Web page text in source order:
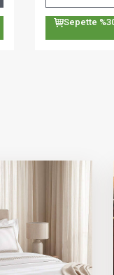
Sepette